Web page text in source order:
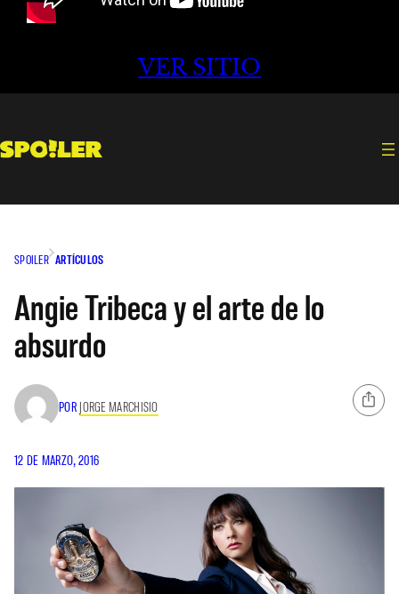
VER SITIO
SPOILER ARTÍCULOS
Angie Tribeca y el arte de lo
absurdo
POR JORGE MARCHISIO
12 DE MARZO, 2016